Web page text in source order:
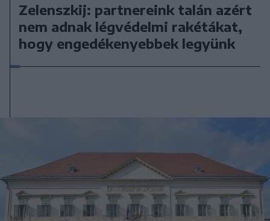
Zelenszkij: partnereink talán azért
nem adnak légvédelmi rakétákat,
hogy engedékenyebbek legyünk